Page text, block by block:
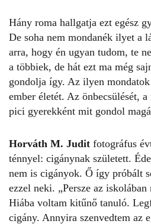
Hány roma hallgatja ezt egész
De soha nem mondanék ilyet a
arra, hogy én ugyan tudom, te
a többiek, de hát ezt ma még
gondolja így. Az ilyen
ember életét. Az önbecsülését,
pici gyerekként mit gondol
Horváth M. Judit fotográfus
ténnyel: cigánynak született.
nem is cigányok. Ő így próbált
ezzel neki. „Persze az
Hiába voltam kitűnő tanuló.
cigány. Annyira szenvedtem az